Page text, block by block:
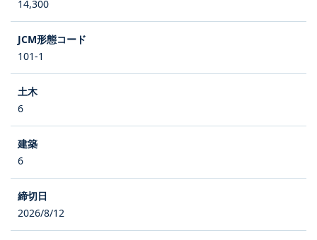
14,300
101-1
6
6
2026/8/12